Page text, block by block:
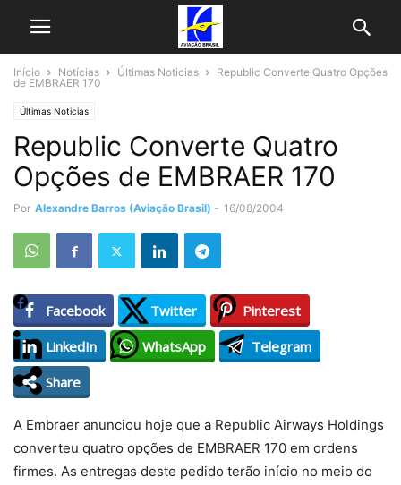
Início Notícias Últimas Noticias
Republic Converte Quatro Opções
de EMBRAER 170
Últimas Noticias
Republic Converte Quatro
Opções de EMBRAER 170
Por Alexandre Barros (Aviação Brasil) - 16/08/2004
Facebook Twitter
Pinterest
LinkedIn
WhatsApp
Telegram
Share
A Embraer anunciou hoje que a Republic Airways Holdings
converteu quatro opções de EMBRAER 170 em ordens
firmes. As entregas deste pedido terão início no meio do